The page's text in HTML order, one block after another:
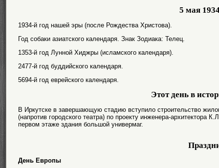
5 мая
1934-й год нашей эры (после Рождества Христова).
Год собаки азиатского календаря. Знак Зодиака: Телец.
1353-й год Лунной Хиджры (исламского календаря).
2477-й год буддийского календаря.
5694-й год еврейского календаря.
Этот день в
В Иркутске в завершающую стадию вступило строительство
(напротив городского театра) по проекту инженера-
первом этаже здания большой универмаг.
День Европы